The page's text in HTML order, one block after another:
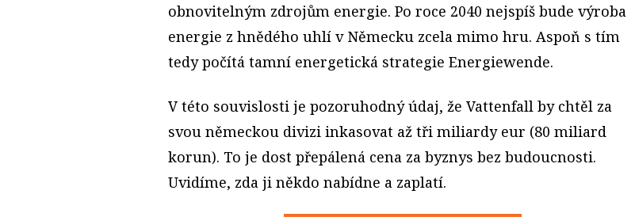
obnovitelným zdrojům energie. Po roce 2040 nejspíš bude výroba
energie z hnědého uhlí v Německu zcela mimo hru. Aspoň s tím
tedy počítá tamní energetická strategie Energiewende.
V této souvislosti je pozoruhodný údaj, že Vattenfall by chtěl za
svou německou divizi inkasovat až tři miliardy eur (80 miliard
korun). To je dost přepálená cena za byznys bez budoucnosti.
Uvidíme, zda ji někdo nabídne a zaplatí.